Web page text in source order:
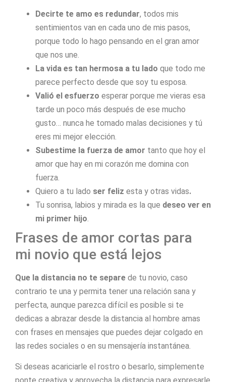
Decirte te amo es redundar, todos mis
sentimientos van en cada uno de mis pasos,
porque todo lo hago pensando en el gran amor
que nos une.
La vida es tan hermosa a tu lado que todo me
parece perfecto desde que soy tu esposa.
Valió el esfuerzo esperar porque me vieras esa
tarde un poco más después de ese mucho
gusto… nunca he tomado malas decisiones y tú
eres mi mejor elección.
Subestime la fuerza de amor tanto que hoy el
amor que hay en mi corazón me domina con
fuerza.
Quiero a tu lado ser feliz esta y otras vidas.
Tu sonrisa, labios y mirada es la que deseo ver en
mi primer hijo
Frases de amor cortas para
mi novio que está lejos
Que la distancia no te separe de tu novio, caso
contrario te una y permita tener una relación sana y
perfecta, aunque parezca difícil es posible si te
dedicas a abrazar desde la distancia al hombre amas
con frases en mensajes que puedes dejar colgado en
las redes sociales o en su mensajería instantánea.
Si deseas acariciarle el rostro o besarlo, simplemente